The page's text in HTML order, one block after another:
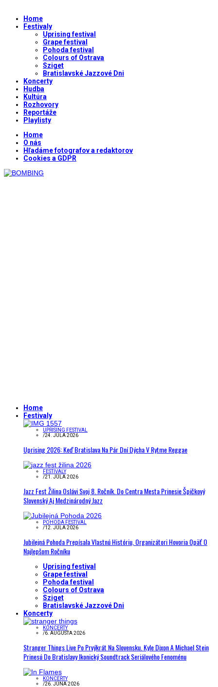
Home
Festivaly
Uprising festival
Grape festival
Pohoda festival
Colours of Ostrava
Sziget
Bratislavské Jazzové Dni
Koncerty
Hudba
Kultúra
Rozhovory
Reportáže
Playlisty
Home
O nás
Hľadáme fotografov a redaktorov
Cookies a GDPR
Home
Festivaly
UPRISING FESTIVAL
/24. JÚLA 2026
Uprising 2026: Keď Bratislava Na Pár Dní Dýcha V Rytme Reggae
FESTIVALY
/21. JÚLA 2026
Jazz Fest Žilina Oslávi Svoj 8. Ročník. Do Centra Mesta Prinesie Špičkový
Slovenský Aj Medzinárodný Jazz
POHODA FESTIVAL
/12. JÚLA 2026
Jubilejná Pohoda Prepísala Vlastnú Históriu, Organizátori Hovoria Opäť O
Najlepšom Ročníku
Uprising festival
Grape festival
Pohoda festival
Colours of Ostrava
Sziget
Bratislavské Jazzové Dni
Koncerty
KONCERTY
/6. AUGUSTA 2026
Stranger Things Live Po Prvýkrát Na Slovensku. Kyle Dixon A Michael Stein
Prinesú Do Bratislavy Ikonický Soundtrack Seriálového Fenoménu
KONCERTY
/26. JÚNA 2026